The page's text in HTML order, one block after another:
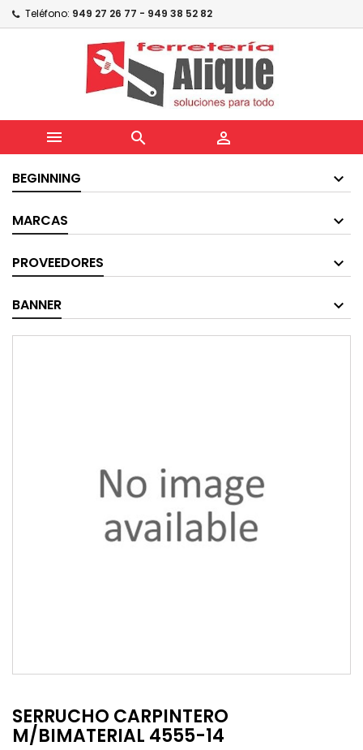
Teléfono: 949 27 26 77 - 949 38 52 82
  
BEGINNING
MARCAS
PROVEEDORES
BANNER
SERRUCHO CARPINTERO
M/BIMATERIAL 4555-14